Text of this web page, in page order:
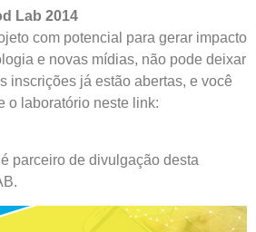
Lab 2014
com potencial para gerar impacto
e novas mídias, não pode deixar
inscrições já estão abertas, e você
o laboratório neste link:
parceiro de divulgação desta